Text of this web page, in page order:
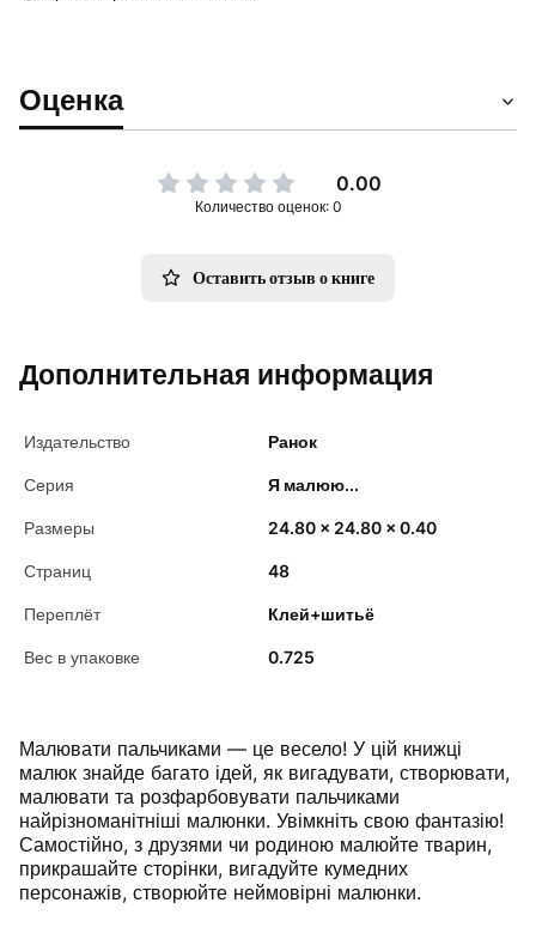
Оценка
0.00
Количество оценок: 0
Оставить отзыв о книге
Дополнительная информация
Издательство Ранок
Серия Я малюю...
Размеры 24.80 x 24.80 x 0.40
Страниц 48
Переплёт Клей+шитьё
Вес в упаковке 0.725
Малювати пальчиками — це весело! У цій книжці
малюк знайде багато ідей, як вигадувати, створювати,
малювати та розфарбовувати пальчиками
найрізноманітніші малюнки. Увімкніть свою фантазію!
Самостійно, з друзями чи родиною малюйте тварин,
прикрашайте сторінки, вигадуйте кумедних
персонажів, створюйте неймовірні малюнки.